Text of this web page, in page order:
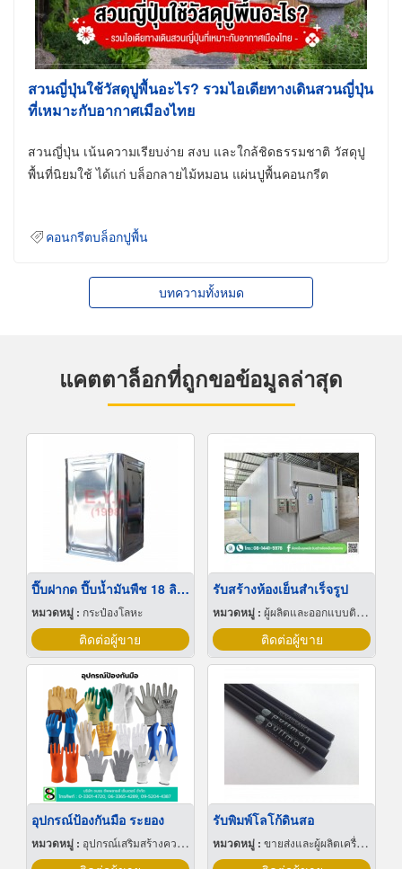
สวนญี่ปุ่นใช้วัสดุปูพื้นอะไร? รวมไอเดียทางเดินสวนญี่ปุ่น
ที่เหมาะกับอากาศเมืองไทย
สวนญี่ปุ่น เน้นความเรียบง่าย สงบ และใกล้ชิดธรรมชาติ วัสดุปู
พื้นที่นิยมใช้ ได้แก่ บล็อกลายไม้หมอน แผ่นปูพื้นคอนกรีต
คอนกรีตบล็อกปูพื้น
บทความทั้งหมด
แคตตาล็อกที่ถูกขอข้อมูลล่าสุด
ปี๊บฝากด ปี๊บน้ำมันพืช 18 ลิตร
หมวดหมู่ : กระป๋องโลหะ
ติดต่อผู้ขาย
รับสร้างห้องเย็นสำเร็จรูป
หมวดหมู่ : ผู้ผลิตและออกแบบติดตั้งห้องเย็น
ติดต่อผู้ขาย
อุปกรณ์ป้องกันมือ ระยอง
หมวดหมู่ : อุปกรณ์เสริมสร้างความปลอดภัย
รับพิมพ์โลโก้ดินสอ
หมวดหมู่ : ขายส่งและผู้ผลิตเครื่องเขียน